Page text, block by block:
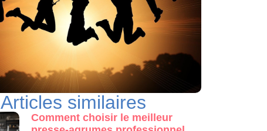
Articles similaires
Comment choisir le meilleur